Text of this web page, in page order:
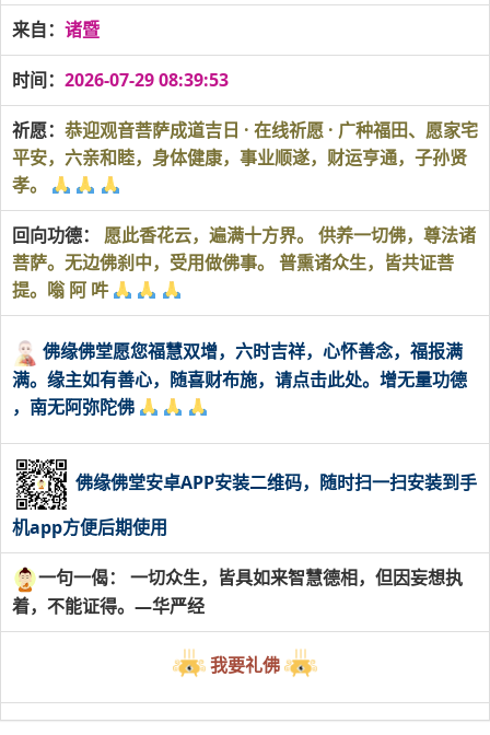
来自： 诸暨
时间： 2026-07-29 08:39:53
祈愿： 恭迎观音菩萨成道吉日 · 在线祈愿 · 广种福田、愿家宅
平安，六亲和睦，身体健康，事业顺遂，财运亨通，子孙贤
孝。
回向功德： 愿此香花云，遍满十方界。 供养一切佛，尊法诸
菩萨。无边佛刹中，受用做佛事。 普熏诸众生，皆共证菩
提。嗡 阿 吽
佛缘佛堂愿您福慧双增，六时吉祥，心怀善念，福报满
满。缘主如有善心，随喜财布施，请点击此处。增无量功德
，南无阿弥陀佛
佛缘佛堂安卓APP安装二维码，随时扫一扫安装到手
机app方便后期使用
一句一偈： 一切众生，皆具如来智慧德相，但因妄想执
着，不能证得。—华严经
我要礼佛